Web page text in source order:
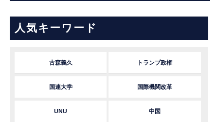
人気キーワード
古森義久 トランプ政権
国連大学 国際機関改革
UNU 中国